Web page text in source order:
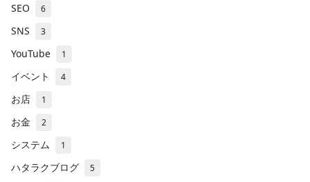
SEO 6
SNS 3
YouTube 1
イベント 4
お店 1
お金 2
システム 1
ハタラクブログ 5